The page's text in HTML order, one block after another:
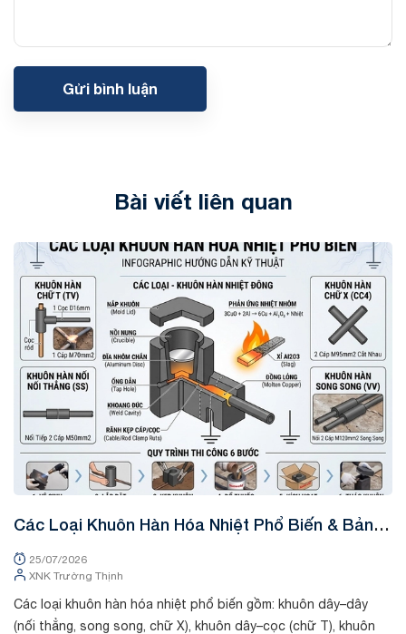
Gửi bình luận
Bài viết liên quan
Các Loại Khuôn Hàn Hóa Nhiệt Phổ Biến & Bảng
25/07/2026
XNK Trường Thịnh
Các loại khuôn hàn hóa nhiệt phổ biến gồm: khuôn dây–dây
(nối thẳng, song song, chữ X), khuôn dây–cọc (chữ T), khuôn